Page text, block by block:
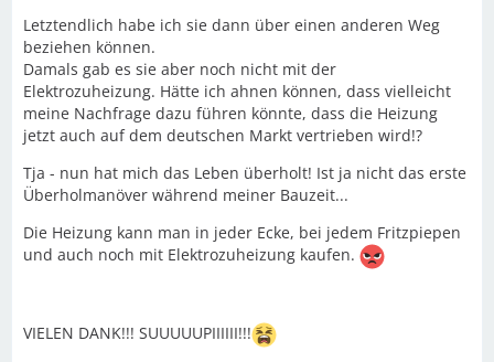
Letztendlich habe ich sie dann über einen anderen Weg
beziehen können.
Damals gab es sie aber noch nicht mit der
Elektrozuheizung. Hätte ich ahnen können, dass vielleicht
meine Nachfrage dazu führen könnte, dass die Heizung
jetzt auch auf dem deutschen Markt vertrieben wird!?
Tja - nun hat mich das Leben überholt! Ist ja nicht das erste
Überholmanöver während meiner Bauzeit...
Die Heizung kann man in jeder Ecke, bei jedem Fritzpiepen
und auch noch mit Elektrozuheizung kaufen.
VIELEN DANK!!! SUUUUUPIIIIII!!!